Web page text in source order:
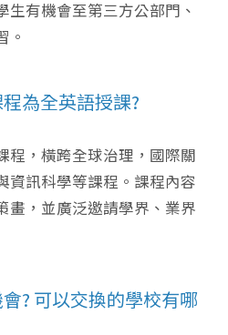
生有機會至第三方公部門、
。
為全英語授課?
程，橫跨全球治理，國際關
資訊科學等課程。課程內容
畫，並廣泛邀請學界、業界
? 可以交換的學校有哪